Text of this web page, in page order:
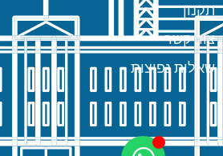
תקנון
צור קשר
שאלות נפוצות